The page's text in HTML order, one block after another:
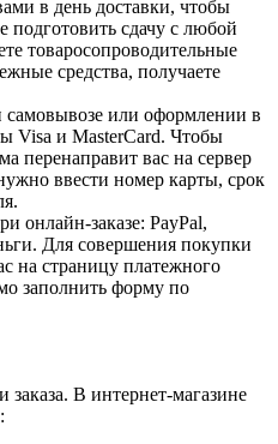
в день доставки, чтобы
подготовить сдачу с любой
товаросопроводительные
средства, получаете
самовывозе или оформлении в
Visa и MasterCard. Чтобы
перенаправит вас на сервер
ввести номер карты, срок
онлайн-заказе: PayPal,
Для совершения покупки
на страницу платежного
заполнить форму по
В интернет-магазине